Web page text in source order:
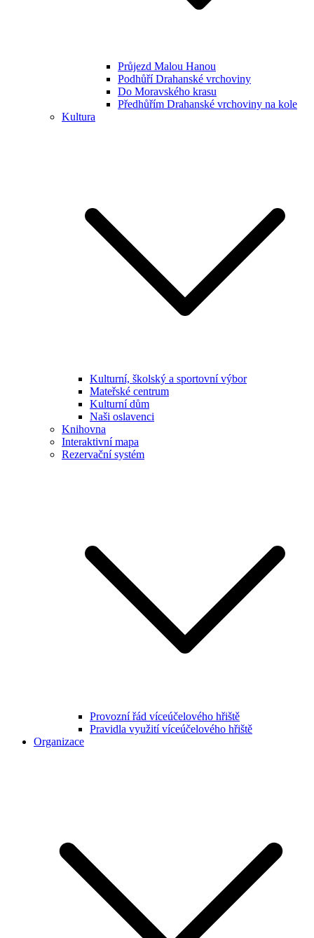
Průjezd Malou Hanou
Podhůří Drahanské vrchoviny
Do Moravského krasu
Předhůřím Drahanské vrchoviny na kole
Kultura
Kulturní, školský a sportovní výbor
Mateřské centrum
Kulturní dům
Naši oslavenci
Knihovna
Interaktivní mapa
Rezervační systém
Provozní řád víceúčelového hřiště
Pravidla využití víceúčelového hřiště
Organizace